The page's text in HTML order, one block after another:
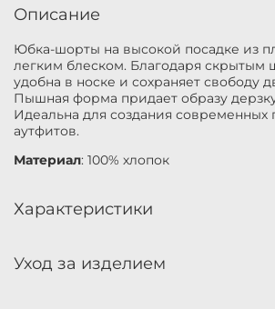
Описание
Юбка-шорты на высокой посадке из
легким блеском. Благодаря скрытым
удобна в носке и сохраняет свободу
Пышная форма придает образу
Идеальна для создания современных
аутфитов.
Материал: 100% хлопок
Характеристики
Уход за изделием